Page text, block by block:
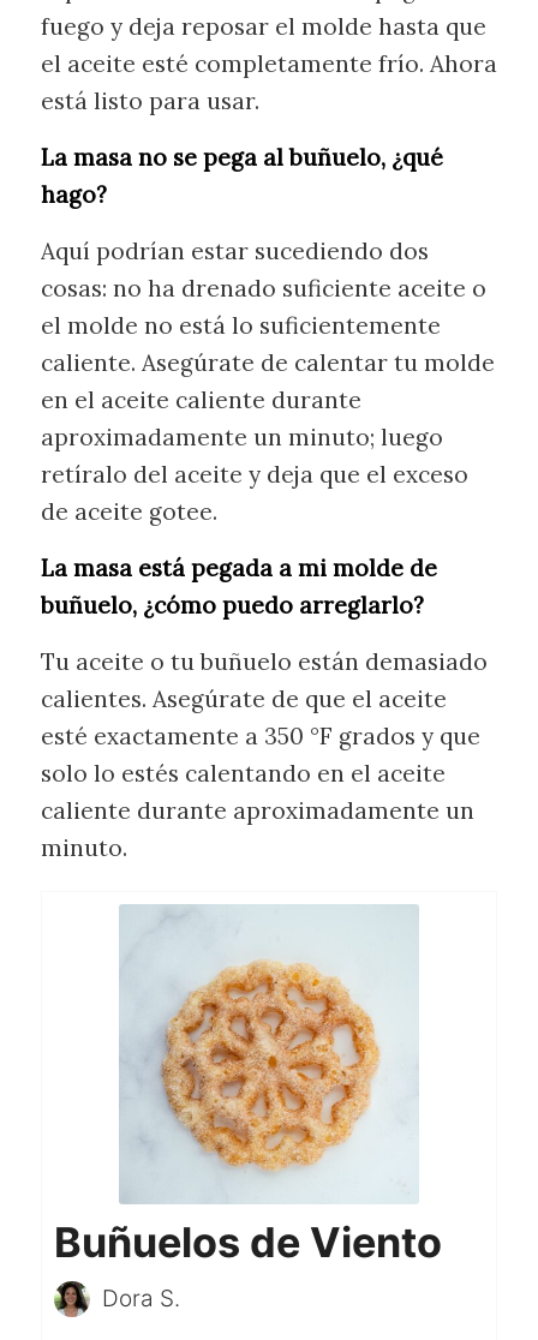
fuego y deja reposar el molde hasta que
el aceite esté completamente frío. Ahora
está listo para usar.
La masa no se pega al buñuelo, ¿qué
hago?
Aquí podrían estar sucediendo dos
cosas: no ha drenado suficiente aceite o
el molde no está lo suficientemente
caliente. Asegúrate de calentar tu molde
en el aceite caliente durante
aproximadamente un minuto; luego
retíralo del aceite y deja que el exceso
de aceite gotee.
La masa está pegada a mi molde de
buñuelo, ¿cómo puedo arreglarlo?
Tu aceite o tu buñuelo están demasiado
calientes. Asegúrate de que el aceite
esté exactamente a 350 °F grados y que
solo lo estés calentando en el aceite
caliente durante aproximadamente un
minuto.
Buñuelos de Viento
Dora S.